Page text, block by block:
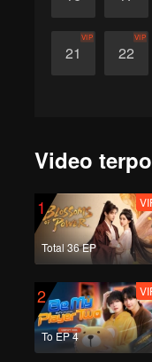
21
VIP
22
VIP
Video
1
Total 36 EP
2
To EP 4